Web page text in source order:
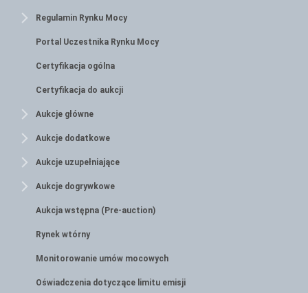
Regulamin Rynku Mocy
Portal Uczestnika Rynku Mocy
Certyfikacja ogólna
Certyfikacja do aukcji
Aukcje główne
Aukcje dodatkowe
Aukcje uzupełniające
Aukcje dogrywkowe
Aukcja wstępna (Pre-auction)
Rynek wtórny
Monitorowanie umów mocowych
Oświadczenia dotyczące limitu emisji